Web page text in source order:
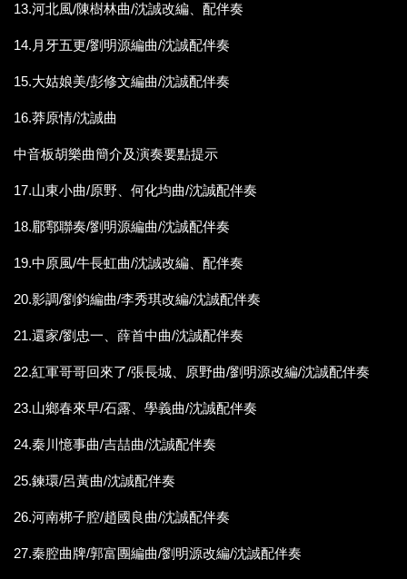
13.河北風/陳樹林曲/沈誠改編、配伴奏
14.月牙五更/劉明源編曲/沈誠配伴奏
15.大姑娘美/彭修文編曲/沈誠配伴奏
16.莽原情/沈誠曲
中音板胡樂曲簡介及演奏要點提示
17.山東小曲/原野、何化均曲/沈誠配伴奏
18.郿鄠聯奏/劉明源編曲/沈誠配伴奏
19.中原風/牛長虹曲/沈誠改編、配伴奏
20.影調/劉鈞編曲/李秀琪改編/沈誠配伴奏
21.還家/劉忠一、薛首中曲/沈誠配伴奏
22.紅軍哥哥回來了/張長城、原野曲/劉明源改編/沈誠配伴奏
23.山鄉春來早/石露、學義曲/沈誠配伴奏
24.秦川憶事曲/吉喆曲/沈誠配伴奏
25.鍊環/呂黃曲/沈誠配伴奏
26.河南梆子腔/趙國良曲/沈誠配伴奏
27.秦腔曲牌/郭富團編曲/劉明源改編/沈誠配伴奏